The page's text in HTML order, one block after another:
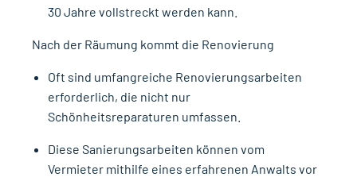
30 Jahre vollstreckt werden kann.
Nach der Räumung kommt die Renovierung
Oft sind umfangreiche Renovierungsarbeiten
erforderlich, die nicht nur
Schönheitsreparaturen umfassen.
Diese Sanierungsarbeiten können vom
Vermieter mithilfe eines erfahrenen Anwalts vor